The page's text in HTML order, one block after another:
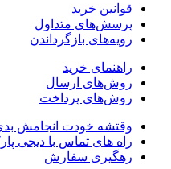
قوانین خرید
پرسش‌های متداول
رویه‌های بازگرداندن
راهنمای خرید
روش‌های ارسال
روش‌های پرداخت
وقتشه خودت انجامش بدی
راه های تماس با دیجی
رهگیری سفارش